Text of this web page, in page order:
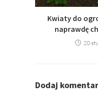
Kwiaty do
naprawdę
20
Dodaj